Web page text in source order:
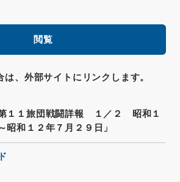
閲覧
は、外部サイトにリンクします。
１１旅団戦闘詳報 １／２ 昭和１
昭和１２年７月２９日」